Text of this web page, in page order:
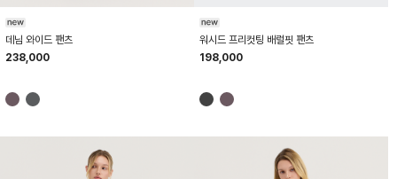
데님 와이드 팬츠
238,000
워시드 프리컷팅 배럴핏 팬츠
198,000